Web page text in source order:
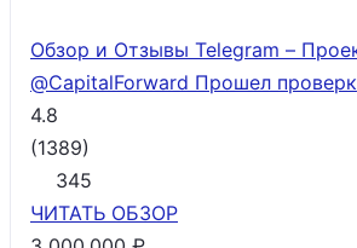
Обзор и Отзывы Telegram –
@CapitalForward Прошел
4.8
(1389)
345
ЧИТАТЬ ОБЗОР